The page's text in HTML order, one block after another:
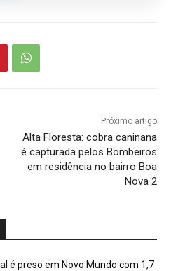
Próximo artigo
Alta Floresta: cobra caninana
é capturada pelos Bombeiros
em residência no bairro Boa
Nova 2
é preso em Novo Mundo com 1,7